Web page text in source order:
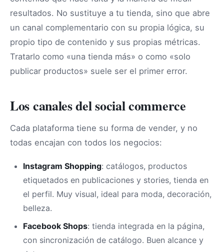
resultados. No sustituye a tu tienda, sino que abre
un canal complementario con su propia lógica, su
propio tipo de contenido y sus propias métricas.
Tratarlo como «una tienda más» o como «solo
publicar productos» suele ser el primer error.
Los canales del social commerce
Cada plataforma tiene su forma de vender, y no
todas encajan con todos los negocios:
Instagram Shopping: catálogos, productos
etiquetados en publicaciones y stories, tienda en
el perfil. Muy visual, ideal para moda, decoración,
belleza.
Facebook Shops: tienda integrada en la página,
con sincronización de catálogo. Buen alcance y